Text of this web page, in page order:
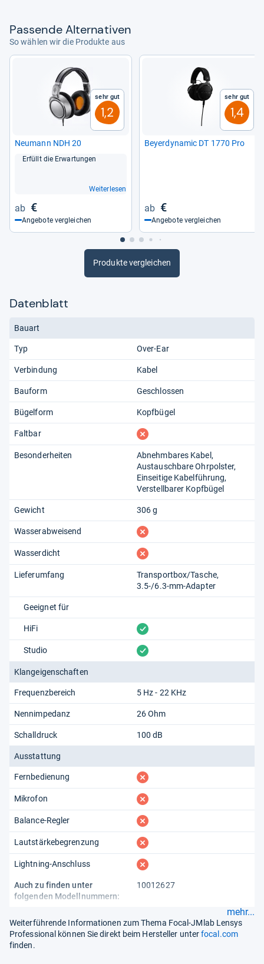
Pas­sende Alter­na­ti­ven
So wählen wir die Produkte aus
Sehr gut
1,2
Neu­mann NDH 20
Erfüllt die Erwar­tun­gen
Weiterlesen
€
Angebote vergleichen
Sehr gut
1,4
Beyerdy­na­mic DT 1770 Pro
€
Angebote vergleichen
Produkte vergleichen
Datenblatt
Bauart
Typ Over-Ear
Verbindung Kabel
Bauform Geschlossen
Bügelform Kopfbügel
Faltbar fehlt
Besonderheiten
Abnehmbares Kabel
Austauschbare Ohrpolster
Einseitige Kabelführung
Verstellbarer Kopfbügel
Gewicht 306 g
Wasserabweisend fehlt
Wasserdicht fehlt
Lieferumfang
Transportbox/Tasche
3.5-/6.3-mm-Adapter
Geeignet für
HiFi vorhanden
Studio vorhanden
Klangeigenschaften
Frequenzbereich 5 Hz - 22 KHz
Nennimpedanz 26 Ohm
Schalldruck 100 dB
Ausstattung
Fernbedienung fehlt
Mikrofon fehlt
Balance-Regler fehlt
Lautstärkebegrenzung fehlt
Lightning-Anschluss fehlt
Auch zu finden unter
folgenden Modellnummern:
10012627
mehr...
Weiterführende Informationen zum Thema Focal-JMlab Lensys
Professional können Sie direkt beim Hersteller unterfocal.com
finden.